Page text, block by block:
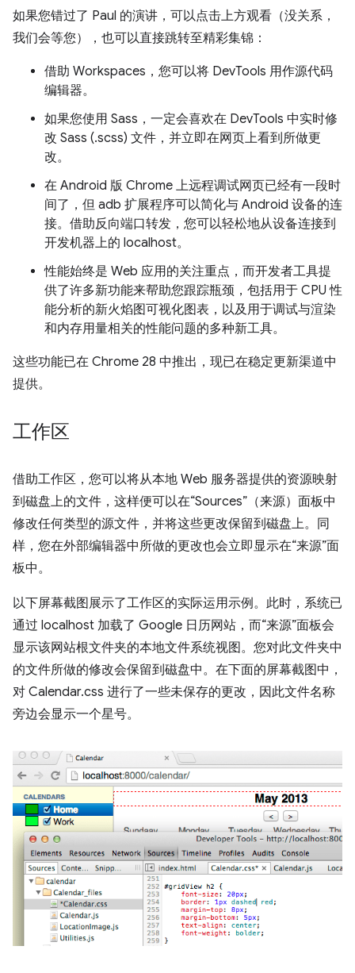
如果您错过了 Paul 的演讲，可以点击上方观看（没关系，
我们会等您），也可以直接跳转至精彩集锦：
借助 Workspaces，您可以将 DevTools 用作源代码
编辑器。
如果您使用 Sass，一定会喜欢在 DevTools 中实时修
改 Sass (.scss) 文件，并立即在网页上看到所做更
改。
在 Android 版 Chrome 上远程调试网页已经有一段时
间了，但 adb 扩展程序可以简化与 Android 设备的连
接。借助反向端口转发，您可以轻松地从设备连接到
开发机器上的 localhost。
性能始终是 Web 应用的关注重点，而开发者工具提
供了许多新功能来帮助您跟踪瓶颈，包括用于 CPU 性
能分析的新火焰图可视化图表，以及用于调试与渲染
和内存用量相关的性能问题的多种新工具。
这些功能已在 Chrome 28 中推出，现已在稳定更新渠道中
提供。
工作区
借助工作区，您可以将从本地 Web 服务器提供的资源映射
到磁盘上的文件，这样便可以在“Sources”（来源）面板中
修改任何类型的源文件，并将这些更改保留到磁盘上。同
样，您在外部编辑器中所做的更改也会立即显示在“来源”面
板中。
以下屏幕截图展示了工作区的实际运用示例。此时，系统已
通过 localhost 加载了 Google 日历网站，而“来源”面板会
显示该网站根文件夹的本地文件系统视图。您对此文件夹中
的文件所做的修改会保留到磁盘中。在下面的屏幕截图中，
对 Calendar.css 进行了一些未保存的更改，因此文件名称
旁边会显示一个星号。